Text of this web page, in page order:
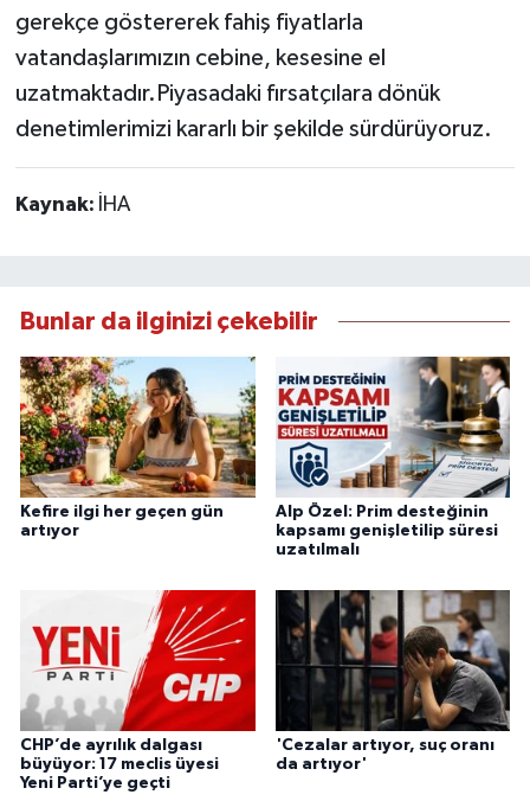
gerekçe göstererek fahiş fiyatlarla
vatandaşlarımızın cebine, kesesine el
uzatmaktadır.Piyasadaki fırsatçılara dönük
denetimlerimizi kararlı bir şekilde sürdürüyoruz.
Kaynak: İHA
Bunlar da ilginizi çekebilir
Kefire ilgi her geçen gün
artıyor
Alp Özel: Prim desteğinin
kapsamı genişletilip süresi
uzatılmalı
CHP’de ayrılık dalgası
büyüyor: 17 meclis üyesi
Yeni Parti’ye geçti
'Cezalar artıyor, suç oranı
da artıyor'